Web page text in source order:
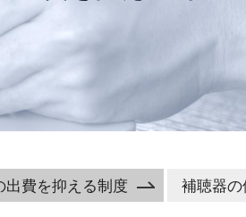
出費を抑える制度 補聴器